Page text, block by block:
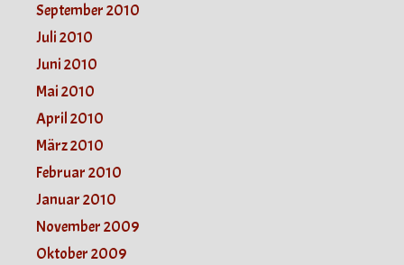
September 2010
Juli 2010
Juni 2010
Mai 2010
April 2010
März 2010
Februar 2010
Januar 2010
November 2009
Oktober 2009